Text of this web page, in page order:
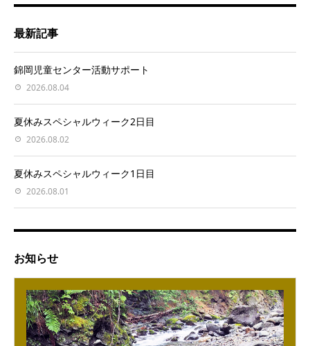
最新記事
錦岡児童センター活動サポート
2026.08.04
夏休みスペシャルウィーク2日目
2026.08.02
夏休みスペシャルウィーク1日目
2026.08.01
お知らせ